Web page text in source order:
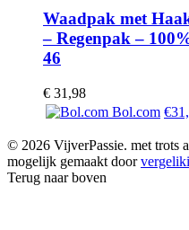
Waadpak met
– Regenpak –
46
€ 31,98
Bol.com
© 2026 VijverPassie. met trots
mogelijk gemaakt door
Terug naar boven